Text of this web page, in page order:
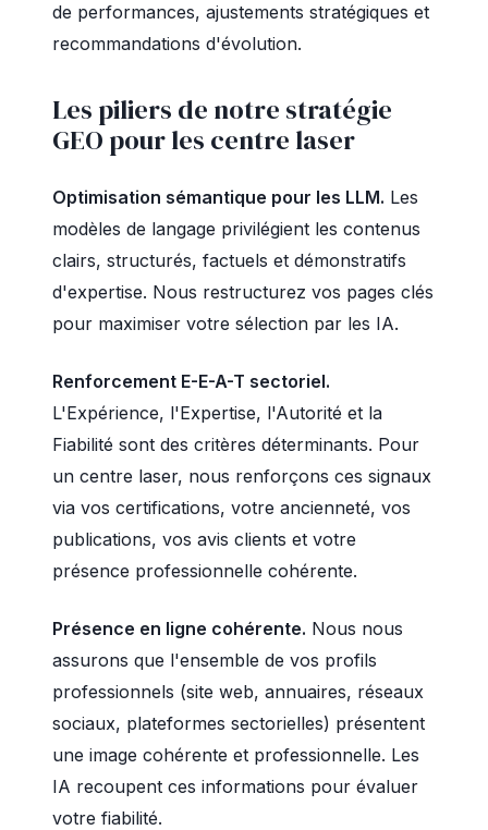
de performances, ajustements stratégiques et
recommandations d'évolution.
Les piliers de notre stratégie
GEO pour les centre laser
Optimisation sémantique pour les LLM. Les
modèles de langage privilégient les contenus
clairs, structurés, factuels et démonstratifs
d'expertise. Nous restructurez vos pages clés
pour maximiser votre sélection par les IA.
Renforcement E-E-A-T sectoriel.
L'Expérience, l'Expertise, l'Autorité et la
Fiabilité sont des critères déterminants. Pour
un centre laser, nous renforçons ces signaux
via vos certifications, votre ancienneté, vos
publications, vos avis clients et votre
présence professionnelle cohérente.
Présence en ligne cohérente. Nous nous
assurons que l'ensemble de vos profils
professionnels (site web, annuaires, réseaux
sociaux, plateformes sectorielles) présentent
une image cohérente et professionnelle. Les
IA recoupent ces informations pour évaluer
votre fiabilité.